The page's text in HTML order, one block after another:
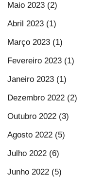
Maio 2023 (2)
Abril 2023 (1)
Março 2023 (1)
Fevereiro 2023 (1)
Janeiro 2023 (1)
Dezembro 2022 (2)
Outubro 2022 (3)
Agosto 2022 (5)
Julho 2022 (6)
Junho 2022 (5)